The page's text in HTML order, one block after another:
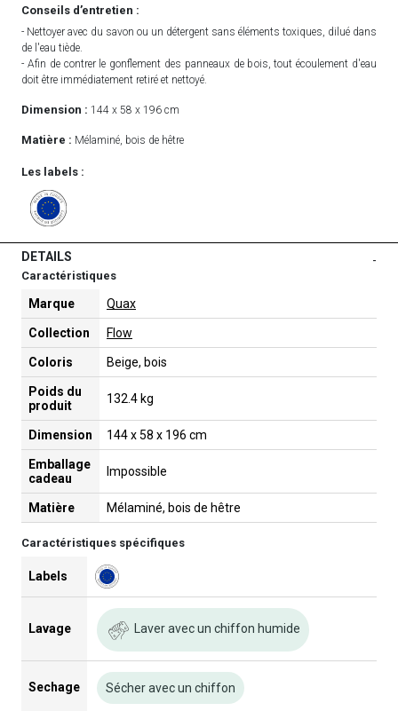
Conseils d’entretien :
- Nettoyer avec du savon ou un détergent sans éléments toxiques, dilué dans
de l'eau tiède.
- Afin de contrer le gonflement des panneaux de bois, tout écoulement d'eau
doit être immédiatement retiré et nettoyé.
Dimension : 144 x 58 x 196 cm
Matière : Mélaminé, bois de hêtre
Les labels :
DETAILS -
Caractéristiques
Marque Quax
Collection Flow
Coloris Beige, bois
Poids du
produit
132.4 kg
Dimension 144 x 58 x 196 cm
Emballage
cadeau
Impossible
Matière Mélaminé, bois de hêtre
Caractéristiques spécifiques
Labels
Lavage Laver avec un chiffon humide
Sechage Sécher avec un chiffon